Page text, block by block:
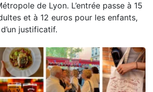
de Lyon. L’entrée passe à 15
et à 12 euros pour les enfants,
justificatif.